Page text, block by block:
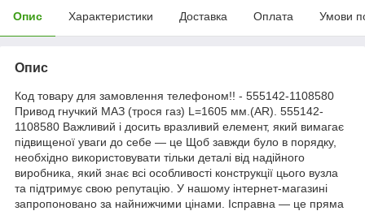
Опис Характеристики Доставка Оплата Умови
Опис
Код товару для замовлення телефоном!! - 555142-1108580
Привод гнучкий МАЗ (трося газ) L=1605 мм.(AR). 555142-
1108580 Важливий і досить вразливий елемент, який вимагає
підвищеної уваги до себе — це Щоб завжди було в порядку,
необхідно використовувати тільки деталі від надійного
виробника, який знає всі особливості конструкції цього вузла
та підтримує свою репутацію. У нашому інтернет-магазині
запропоновано за найнижчими цінами. Ісправна — це пряма